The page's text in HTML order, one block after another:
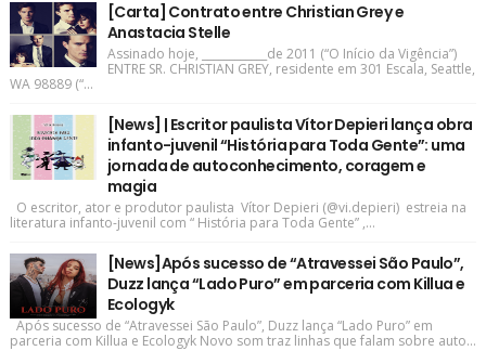
[Carta] Contrato entre Christian Grey e
Anastacia Stelle
Assinado hoje, ____________de 2011 (“O Início da Vigência”)
ENTRE SR. CHRISTIAN GREY, residente em 301 Escala, Seattle,
WA 98889 (“...
[News] | Escritor paulista Vítor Depieri lança obra
infanto-juvenil “História para Toda Gente”: uma
jornada de autoconhecimento, coragem e
magia
O escritor, ator e produtor paulista Vítor Depieri (@vi.depieri) estreia na
literatura infanto-juvenil com “ História para Toda Gente” ,...
[News]Após sucesso de “Atravessei São Paulo”,
Duzz lança “Lado Puro” em parceria com Killua e
Ecologyk
Após sucesso de “Atravessei São Paulo”, Duzz lança “Lado Puro” em
parceria com Killua e Ecologyk Novo som traz linhas que falam sobre auto...